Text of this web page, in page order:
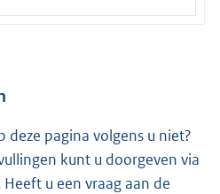
pagina volgens u niet?
kunt u doorgeven via
Heeft u een vraag aan de